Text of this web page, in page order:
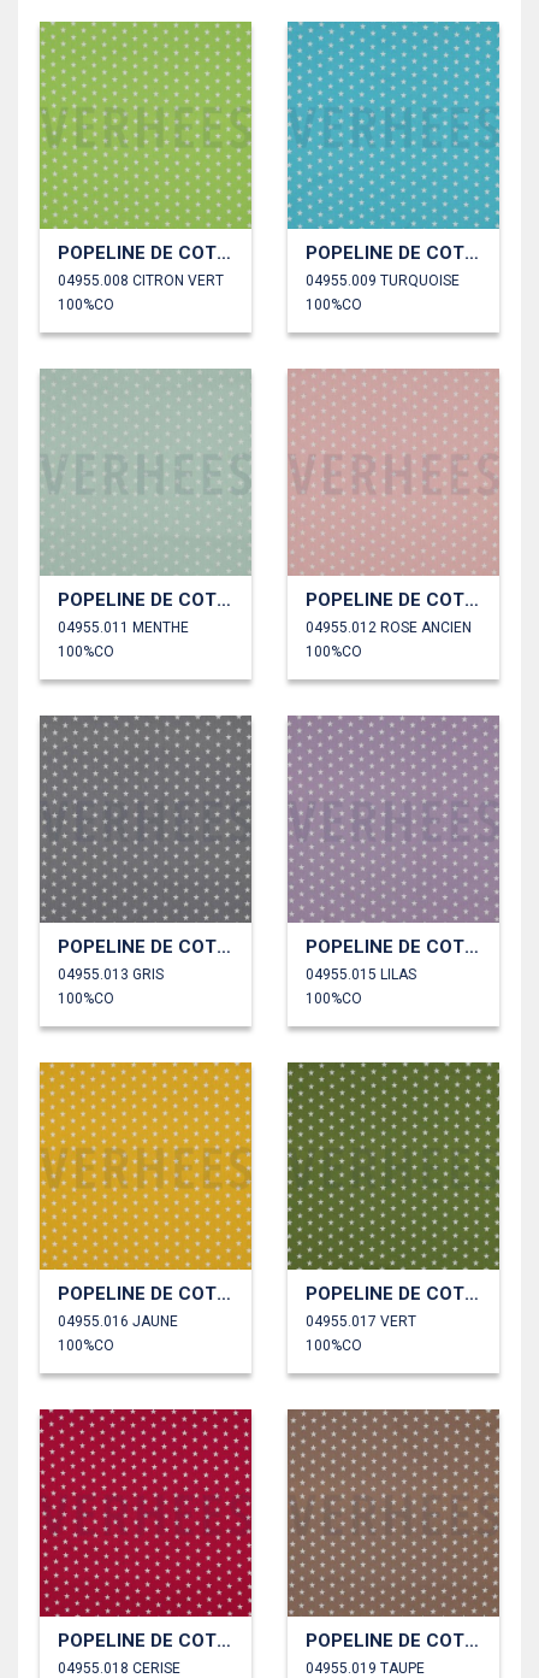
POPELINE DE COTON PETITES ÉTOILES
04955.008 CITRON VERT
100%CO
POPELINE DE COTON PETITES ÉTOILES
04955.009 TURQUOISE
100%CO
POPELINE DE COTON PETITES ÉTOILES
04955.011 MENTHE
100%CO
POPELINE DE COTON PETITES ÉTOILES
04955.012 ROSE ANCIEN
100%CO
POPELINE DE COTON PETITES ÉTOILES
04955.013 GRIS
100%CO
POPELINE DE COTON PETITES ÉTOILES
04955.015 LILAS
100%CO
POPELINE DE COTON PETITES ÉTOILES
04955.016 JAUNE
100%CO
POPELINE DE COTON PETITES ÉTOILES
04955.017 VERT
100%CO
POPELINE DE COTON PETITES ÉTOILES
04955.018 CERISE
POPELINE DE COTON PETITES ÉTOILES
04955.019 TAUPE